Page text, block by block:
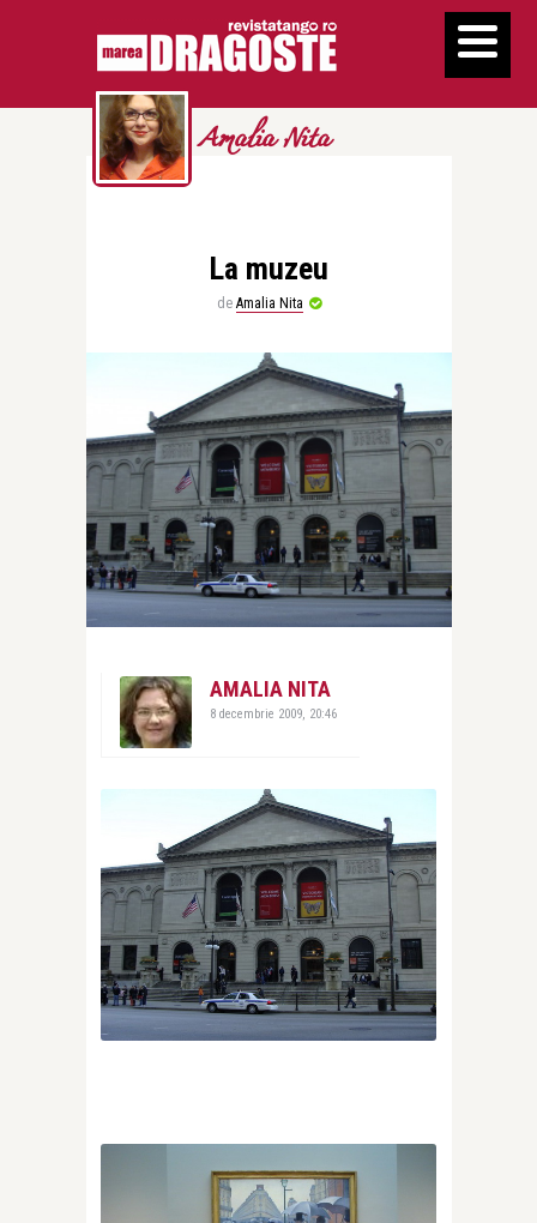
Amalia Nita
La muzeu
de Amalia Nita
AMALIA NITA
8 decembrie 2009, 20:46